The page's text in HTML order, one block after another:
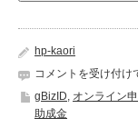
hp-kaori
令
和
6
コメントを受け付け
gBizID オンライン
助成金